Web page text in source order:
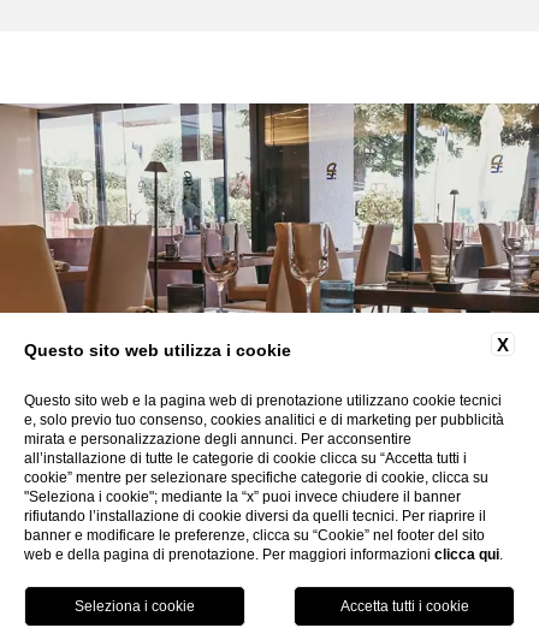
PRENOTA MENU LOCATION VANTAGGI SERVIZI
X
Questo sito web utilizza i cookie
Questo sito web e la pagina web di prenotazione utilizzano cookie tecnici
e, solo previo tuo consenso, cookies analitici e di marketing per pubblicità
mirata e personalizzazione degli annunci. Per acconsentire
all’installazione di tutte le categorie di cookie clicca su “Accetta tutti i
cookie” mentre per selezionare specifiche categorie di cookie, clicca su
"Seleziona i cookie"; mediante la “x” puoi invece chiudere il banner
rifiutando l’installazione di cookie diversi da quelli tecnici. Per riaprire il
banner e modificare le preferenze, clicca su “Cookie” nel footer del sito
web e della pagina di prenotazione. Per maggiori informazioni clicca qui.